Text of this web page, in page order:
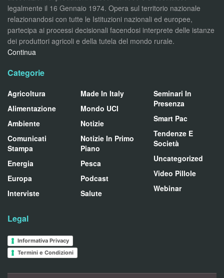
legalmente il 16 Gennaio 1974. Opera sul territorio nazionale
relazionandosi con tutte le Istituzioni nazionali ed europee,
partecipa ai processi decisionali facendosi interprete delle istanze
dei produttori agricoli e della tutela del mondo rurale.
Continua
Categorie
Agricoltura
Alimentazione
Ambiente
Comunicati
Stampa
Energia
Europa
Interviste
Made In Italy
Mondo UCI
Notizie
Notizie In Primo
Piano
Pesca
Podcast
Salute
Seminari In
Presenza
Smart Pac
Tendenze E
Società
Uncategorized
Video Pillole
Webinar
Legal
Informativa Privacy
Termini e Condizioni